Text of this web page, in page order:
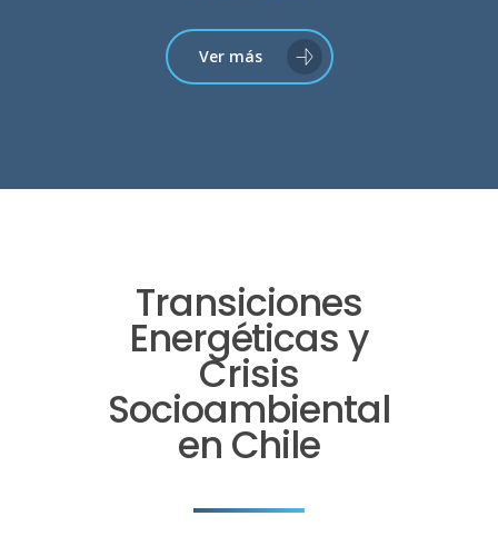
Ver más
Transiciones
Energéticas y
Crisis
Socioambiental
en Chile